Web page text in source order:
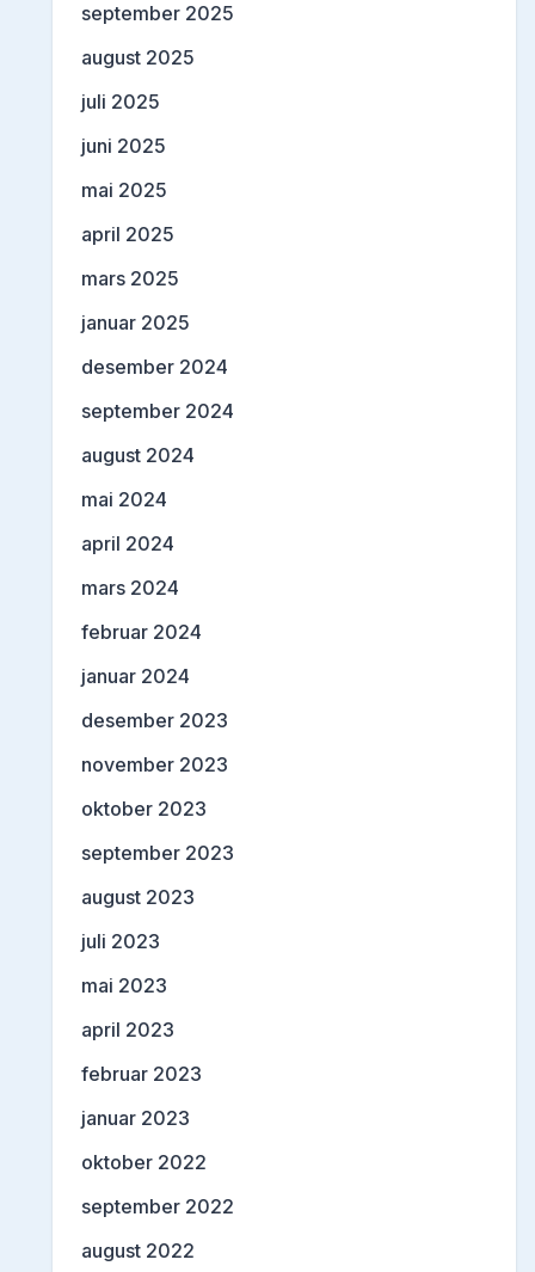
september 2025
august 2025
juli 2025
juni 2025
mai 2025
april 2025
mars 2025
januar 2025
desember 2024
september 2024
august 2024
mai 2024
april 2024
mars 2024
februar 2024
januar 2024
desember 2023
november 2023
oktober 2023
september 2023
august 2023
juli 2023
mai 2023
april 2023
februar 2023
januar 2023
oktober 2022
september 2022
august 2022